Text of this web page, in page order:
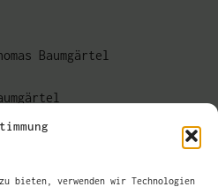
bieten, verwenden wir Technologien
Baumgärtel
Ochs //